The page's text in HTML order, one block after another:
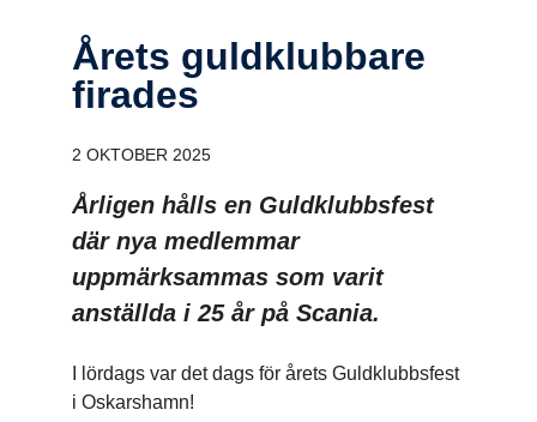
Årets guldklub­bare
firades
2 OKTOBER 2025
Årligen hålls en Guldklubbsfest
där nya medlemmar
uppmärksammas som varit
anställda i 25 år på Scania.
I lördags var det dags för årets Guldklubbsfest
i Oskarshamn!